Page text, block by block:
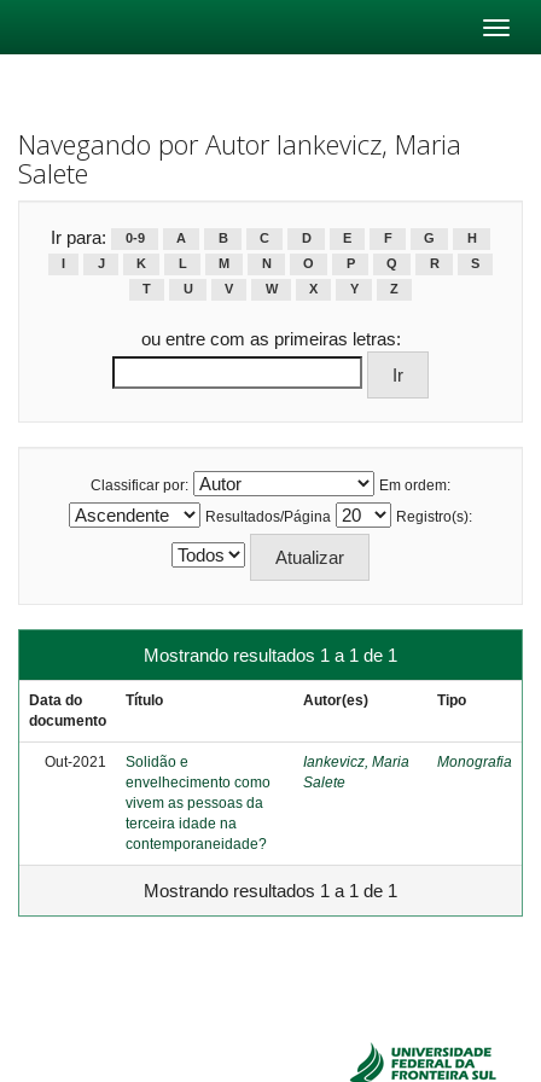
Navegando por Autor Iankevicz, Maria
Salete
Ir para: 0-9 A B C D E F G
H
J K L M N O P Q R
S
T
U V W X Y Z
ou entre com as primeiras letras:
Classificar por:
Em ordem:
Resultados/Página
Registro(s):
Mostrando resultados 1 a 1 de 1
Data do
documento
Título Autor(es) Tipo
Out-2021
Solidão e
envelhecimento como
vivem as pessoas da
terceira idade na
contemporaneidade?
Iankevicz, Maria
Salete
Monografia
Mostrando resultados 1 a 1 de 1